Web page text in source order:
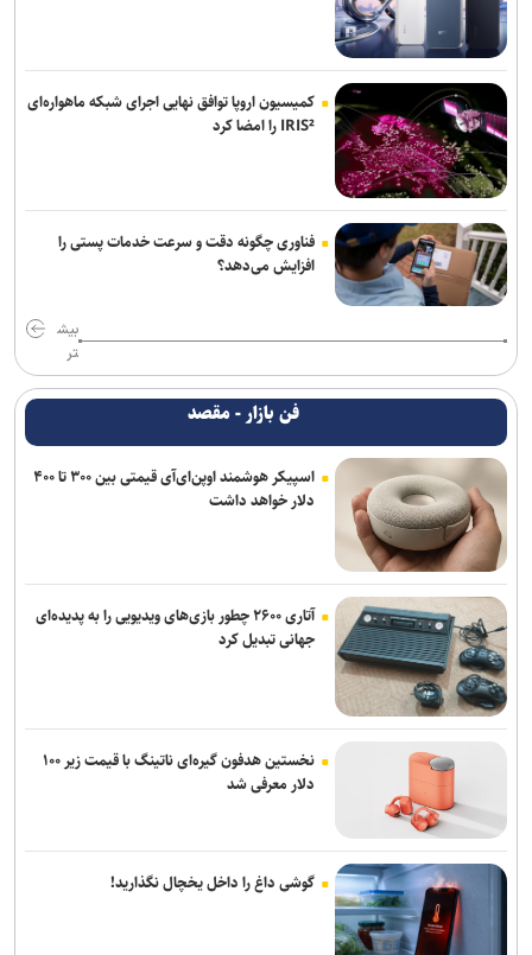
کمیسیون اروپا توافق نهایی اجرای شبکه ماهواره‌ای
IRIS² را امضا کرد
فناوری چگونه دقت و سرعت خدمات پستی را
افزایش می‌دهد؟
بیش
تر
فن بازار - مقصد
اسپیکر هوشمند اوپن‌ای‌آی قیمتی بین ۳۰۰ تا ۴۰۰
دلار خواهد داشت
آتاری ۲۶۰۰ چطور بازی‌های ویدیویی را به پدیده‌ای
جهانی تبدیل کرد
نخستین هدفون گیره‌ای ناتینگ با قیمت زیر ۱۰۰
دلار معرفی شد
گوشی داغ را داخل یخچال نگذارید!